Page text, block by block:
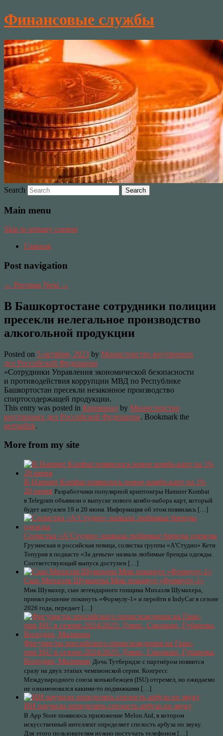
Финансовые службы
Search
Main menu
Skip to primary content
Главная
Post navigation
← Previous Next →
В Башкортостане сотрудники полиции
пресекли нелегальное производство
алкогольной продукции
Posted on 5 октября, 2023 by Министерство внутренних
дел Российской Федерации
«Сотрудники Управления экономической безопасности
и противодействия коррупции МВД по Республике
Башкортостан пресекли незаконное производство
спиртосодержащей продукции.
This entry was posted in Криминал by Министерство
внутренних дел Российской Федерации. Bookmark the
permalink.
More from my site
В Hamster Kombat появилось новое комбо-карт на 19-
20 июня Разработчики популярной криптоигры Hamster Kombat
в Telegram объявили о выпуске нового комбо-набора карт, который
будет актуален 19 и 20 июня. Информация об этом появилась […]
Солистка «А’Студио» назвала любимые бренды одежды
Грузинская и российская певица, солистка группы «А’Студио» Кети
Топурия в подкасте «За деньги» назвала любимые бренды одежды.
Соответствующий выпуск доступен […]
Сын Михаэля Шумахера Мик покинул «Формулу-1»
Мик Шумахер, сын легендарного гонщика Михаэля Шумахера,
принял решение покинуть «Формулу-1» и перейти в IndyCar в сезоне
2026 года, передает […]
Фигуристы российского происхождения на Гран-
при ISU в сезоне-2024/2025: Дэвис, Смолкин, Губанова,
Володин, Малинин Дочь Тутберидзе с партнёром появится
сразу на двух этапах чемпионской серии. Конгресс
Международного союза конькобежцев (ISU) отгремел, но ожидаемо
не ознаменовался какими-то подвижками […]
ИИ научили определять спелость арбуза по звуку
В App Store появилось приложение Melon Aid, в котором
искусственный интеллект определяет спелость арбуза по звуку.
Для этого пользователям нужно постучать телефоном […]